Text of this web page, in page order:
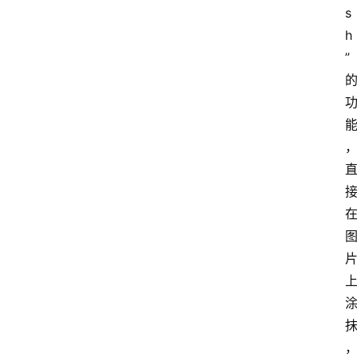
s
h
”
的
功
能
，
直
接
在
图
片
上
涂
抹
，